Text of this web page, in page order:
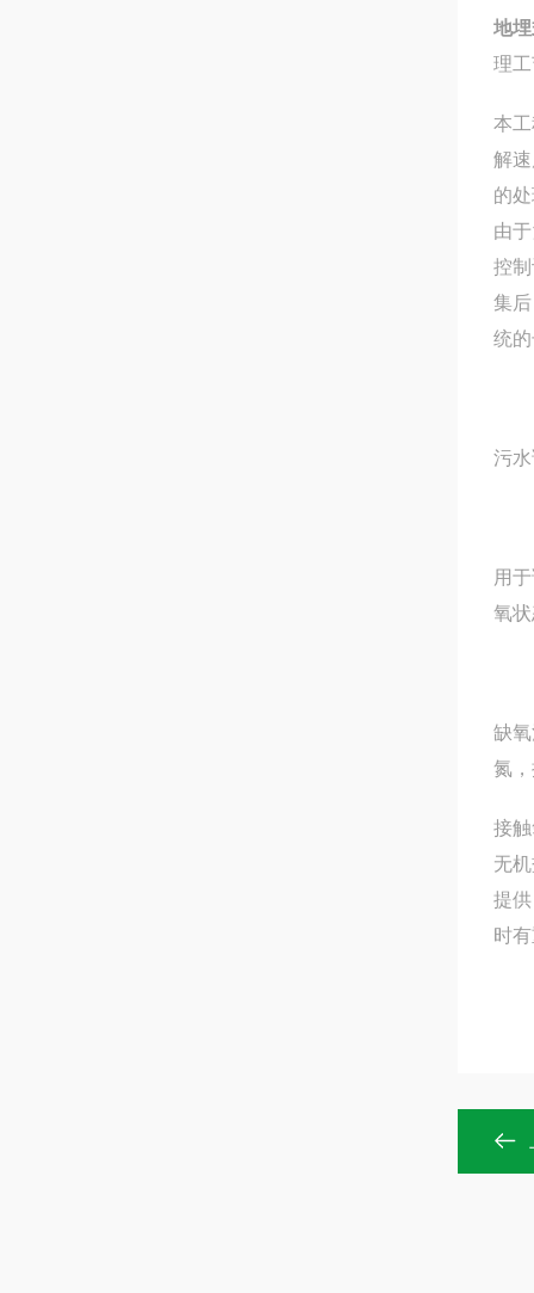
地
理
本
解
的
由
控
集
统
污
用
氧
缺
氮
接
无
提
时